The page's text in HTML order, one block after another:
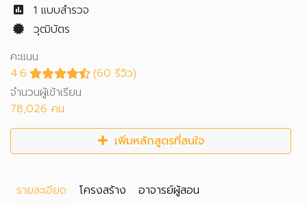
1 แบบสำรวจ
วุฒิบัตร
คะแนน
4.6
(60 รีวิว)
จำนวนผู้เข้าเรียน
78,026 คน
เพิ่มหลักสูตรที่สนใจ
รายละเอียด โครงสร้าง อาจารย์ผู้สอน